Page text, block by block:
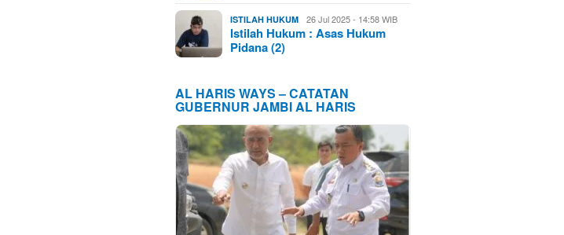
ISTILAH HUKUM 26 Jul 2025 - 14:58 WIB
Istilah Hukum : Asas Hukum
Pidana (2)
AL HARIS WAYS – CATATAN
GUBERNUR JAMBI AL HARIS